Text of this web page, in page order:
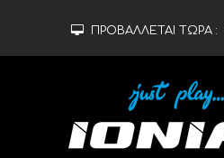
ΠΡΟΒΑΛΛΕΤΑΙ ΤΩΡΑ :